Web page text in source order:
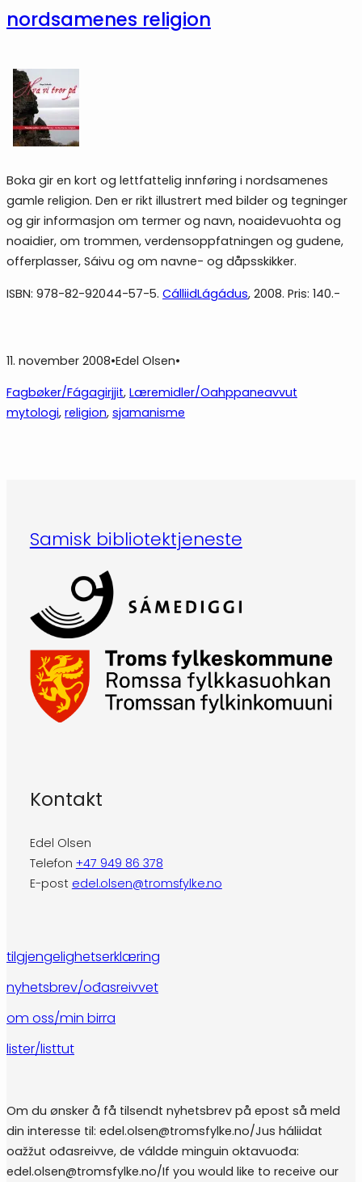
nordsamenes religion
Boka gir en kort og lettfattelig innføring i nordsamenes
gamle religion. Den er rikt illustrert med bilder og tegninger
og gir informasjon om termer og navn, noaidevuohta og
noaidier, om trommen, verdensoppfatningen og gudene,
offerplasser, Sáivu og om navne- og dåpsskikker.
ISBN: 978-82-92044-57-5. CálliidLágádus, 2008. Pris: 140.-
11. november 2008•Edel Olsen•
Fagbøker/Fágagirjjit, Læremidler/Oahppaneavvut
mytologi, religion, sjamanisme
Samisk bibliotektjeneste
Kontakt
Edel Olsen
Telefon +47 949 86 378
E-post edel.olsen@tromsfylke.no
tilgjengelighetserklæring
nyhetsbrev/ođasreivvet
om oss/min birra
lister/listtut
Om du ønsker å få tilsendt nyhetsbrev på epost så meld
din interesse til: edel.olsen@tromsfylke.no/Jus háliidat
oažžut ođasreivve, de váldde minguin oktavuođa:
edel.olsen@tromsfylke.no/If you would like to receive our